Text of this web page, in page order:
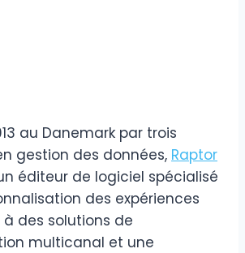
au Danemark par trois
gestion des données, Raptor
éditeur de logiciel spécialisé
des expériences
des solutions de
multicanal et une